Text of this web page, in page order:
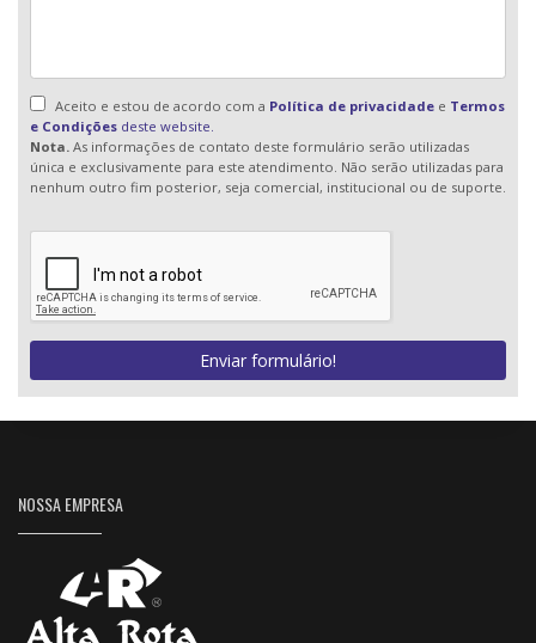
Aceito e estou de acordo com a Política de privacidadee Termos
e Condições deste website.
Nota. As informações de contato deste formulário serão utilizadas
única e exclusivamente para este atendimento. Não serão utilizadas para
nenhum outro fim posterior, seja comercial, institucional ou de suporte.
Enviar formulário!
NOSSA EMPRESA